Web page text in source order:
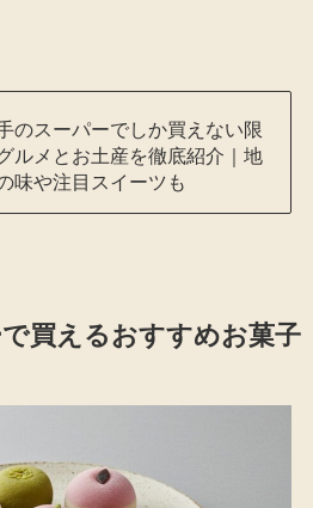
のスーパーでしか買えない限
ルメとお土産を徹底紹介｜地
味や注目スイーツも
買えるおすすめお菓子